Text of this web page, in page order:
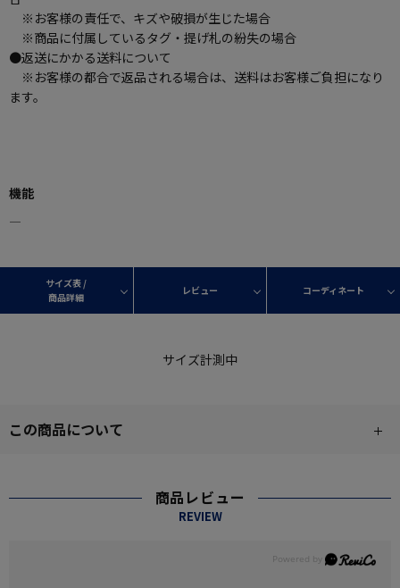
※お客様の責任で、キズや破損が生じた場合
※商品に付属しているタグ・提げ札の紛失の場合
●返送にかかる送料について
※お客様の都合で返品される場合は、送料はお客様ご負担になり
ます。
機能
―
サイズ表 /
商品詳細
レビュー コーディネート
サイズ計測中
この商品について
商品レビュー
REVIEW